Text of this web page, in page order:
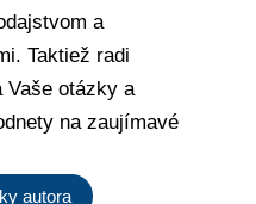
a
Taktiež radi
Vaše otázky a
na zaujímavé
autora